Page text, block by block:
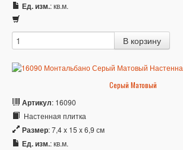
Ед. изм.: кв.м.
Серый Матовый
Артикул: 16090
Настенная плитка
Размер: 7,4 x 15 x 6,9 см
Ед. изм.: кв.м.